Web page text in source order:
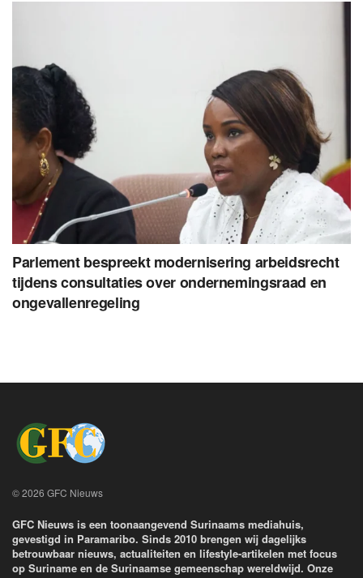
Parlement bespreekt modernisering arbeidsrecht
tijdens consultaties over ondernemingsraad en
ongevallenregeling
© 2026 GFC Nieuws
GFC Nieuws is een toonaangevend Surinaams mediahuis,
gevestigd in Paramaribo. Sinds 2010 brengen wij dagelijks
betrouwbaar nieuws, actualiteiten en lifestyle-artikelen met focus
op Suriname en de Surinaamse gemeenschap wereldwijd. Onze